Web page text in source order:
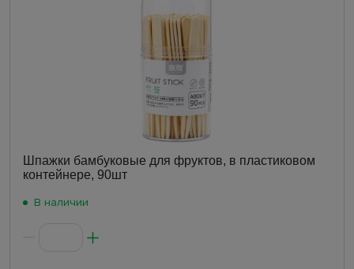
Шпажки бамбуковые для фруктов, в пластиковом
контейнере, 90шт
В наличии